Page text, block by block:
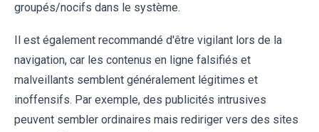
groupés/nocifs dans le système.
Il est également recommandé d'être vigilant lors de la
navigation, car les contenus en ligne falsifiés et
malveillants semblent généralement légitimes et
inoffensifs. Par exemple, des publicités intrusives
peuvent sembler ordinaires mais rediriger vers des sites